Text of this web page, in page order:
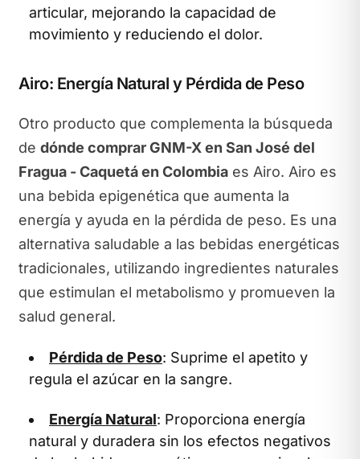
articular, mejorando la capacidad de
movimiento y reduciendo el dolor.
Airo: Energía Natural y Pérdida de Peso
Otro producto que complementa la búsqueda
de dónde comprar GNM-X en San José del
Fragua - Caquetá en Colombiaes Airo. Airo es
una bebida epigenética que aumenta la
energía y ayuda en la pérdida de peso. Es una
alternativa saludable a las bebidas energéticas
tradicionales, utilizando ingredientes naturales
que estimulan el metabolismo y promueven la
salud general.
Pérdida de Peso: Suprime el apetito y
regula el azúcar en la sangre.
Energía Natural: Proporciona energía
natural y duradera sin los efectos negativos